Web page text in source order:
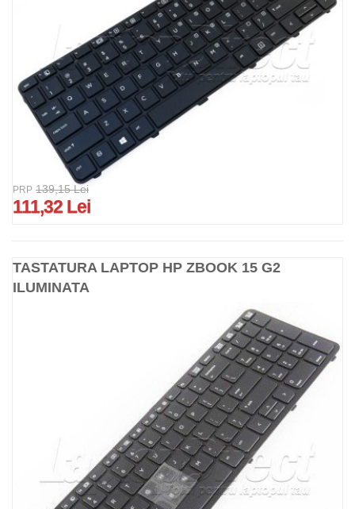
PRP 139,15 Lei
111,32 Lei
TASTATURA LAPTOP HP ZBOOK 15 G2
ILUMINATA